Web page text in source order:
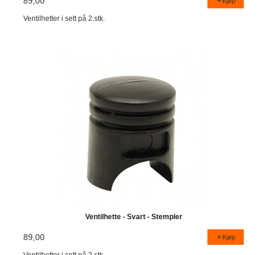
Ventilhetter i sett på 2.stk.
Ventilhette - Svart - Stempler
89,00 Kjøp